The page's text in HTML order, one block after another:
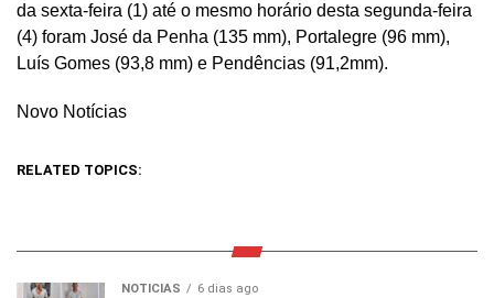
da sexta-feira (1) até o mesmo horário desta segunda-feira
(4) foram José da Penha (135 mm), Portalegre (96 mm),
Luís Gomes (93,8 mm) e Pendências (91,2mm).
Novo Notícias
RELATED TOPICS:
NOTICIAS 6 dias ago